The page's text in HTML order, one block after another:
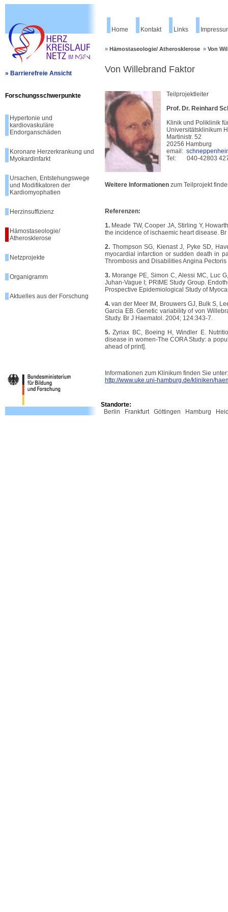
» Barrierefreie Ansicht
Forschungsschwerpunkte
Hypertonie und
kardiovaskuläre
Endorganschäden
Koronare Herzerkrankung und
Myokardinfarkt
Ursachen, Entstehungswege
und Modifikatoren der
Kardiomyophatien
Herzinsuffizienz
Hämostaseologie/
Atherosklerose
Netzprojekte
Organigramm
Aktuelles aus der Forschung
Home Kontakt Links
» Hämostaseologie/ Atherosklerose » Von
Von Willebrand Faktor
Teilprojektleiter
Prof. Dr. Reinhard
Klinik und Poliklinik
Universitätsklinikum
Martinistr. 52
20256 Hamburg
email:
Tel: 040-42803
Weitere Informationen zum Teilprojekt
Referenzen:
1. Meade TW, Cooper JA,Stirling Y,
the incidence of ischaemic heart disease.
2. Thompson SG, Kienast J, Pyke SD,
myocardial infarction or sudden death in
Thrombosis and Disabilities Angina
3. Morange PE, Simon C, Alessi MC, Luc
Juhan-Vague I; PRIME Study Group.
Prospective Epidemiological Study of
4. van der Meer IM, Brouwers GJ, Bulk S,
Garcia EB. Genetic variability of von
Study. Br J Haematol. 2004; 124:343-7.
5. Zyriax BC, Boeing H, Windler E.
disease in women-The CORA Study: a
ahead of print].
Informationen zum Klinikum finden Sie unter:
http://www.uke.uni-hamburg.de/kliniken/
Standorte:
Berlin
Frankfurt Göttingen Hamburg